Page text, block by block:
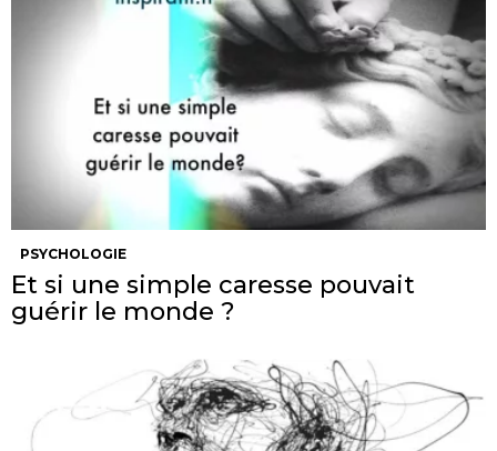
PSYCHOLOGIE
Et si une simple caresse pouvait
guérir le monde ?